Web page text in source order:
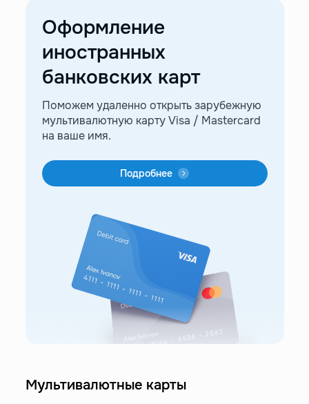
Оформление
иностранных
банковских карт
Поможем удаленно открыть зарубежную
мультивалютную карту Visa / Mastercard
на ваше имя.
Подробнее
Мультивалютные карты